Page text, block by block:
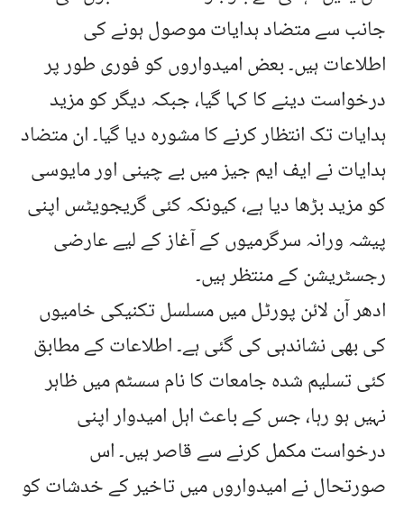
جانب سے متضاد ہدایات موصول ہونے کی
اطلاعات ہیں۔ بعض امیدواروں کو فوری طور پر
درخواست دینے کا کہا گیا، جبکہ دیگر کو مزید
ہدایات تک انتظار کرنے کا مشورہ دیا گیا۔ ان متضاد
ہدایات نے ایف ایم جیز میں بے چینی اور مایوسی
کو مزید بڑھا دیا ہے، کیونکہ کئی گریجویٹس اپنی
پیشہ ورانہ سرگرمیوں کے آغاز کے لیے عارضی
رجسٹریشن کے منتظر ہیں۔
ادھر آن لائن پورٹل میں مسلسل تکنیکی خامیوں
کی بھی نشاندہی کی گئی ہے۔ اطلاعات کے مطابق
کئی تسلیم شدہ جامعات کا نام سسٹم میں ظاہر
نہیں ہو رہا، جس کے باعث اہل امیدوار اپنی
درخواست مکمل کرنے سے قاصر ہیں۔ اس
صورتحال نے امیدواروں میں تاخیر کے خدشات کو